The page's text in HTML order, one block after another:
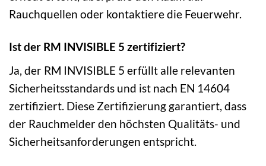
Rauchquellen oder kontaktiere die Feuerwehr.
Ist der RM INVISIBLE 5 zertifiziert?
Ja, der RM INVISIBLE 5 erfüllt alle relevanten
Sicherheitsstandards und ist nach EN 14604
zertifiziert. Diese Zertifizierung garantiert, dass
der Rauchmelder den höchsten Qualitäts- und
Sicherheitsanforderungen entspricht.